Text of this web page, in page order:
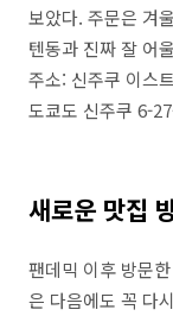
보았다. 주문은 겨
텐동과 진짜 잘 어
주소: 신주쿠 이스
도쿄도 신주쿠 6-
새로운 맛집
팬데믹 이후 방문
은 다음에도 꼭 다